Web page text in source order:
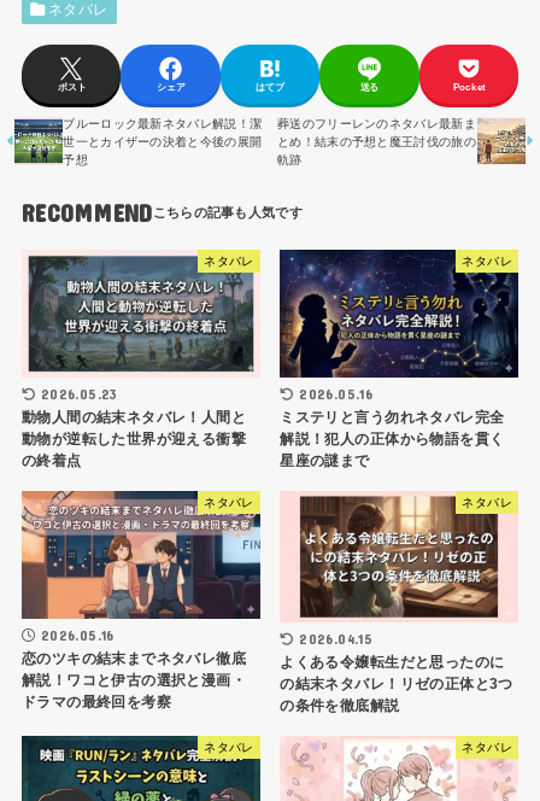
ネタバレ
ポスト シェア はてブ 送る Pocket
ブルーロック最新ネタバレ解説！潔
世一とカイザーの決着と今後の展開
予想
葬送のフリーレンのネタバレ最新ま
とめ！結末の予想と魔王討伐の旅の
軌跡
RECOMMEND
ネタバレ
2026.05.23
動物人間の結末ネタバレ！人間と
動物が逆転した世界が迎える衝撃
の終着点
ネタバレ
2026.05.16
ミステリと言う勿れネタバレ完全
解説！犯人の正体から物語を貫く
星座の謎まで
ネタバレ
2026.05.16
恋のツキの結末までネタバレ徹底
解説！ワコと伊古の選択と漫画・
ドラマの最終回を考察
ネタバレ
2026.04.15
よくある令嬢転生だと思ったのに
の結末ネタバレ！リゼの正体と3つ
の条件を徹底解説
ネタバレ ネタバレ